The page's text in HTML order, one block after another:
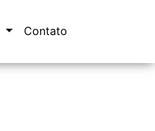
Contato